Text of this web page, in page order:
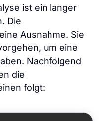
ist ein langer
Die
Ausnahme. Sie
um eine
Nachfolgend
die
folgt: